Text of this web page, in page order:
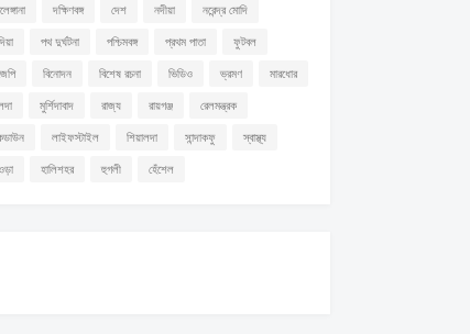
দক্ষিণবঙ্গ দেশ নদীয়া
নরেন্দ্র মোদি
পথ দুর্ঘটনা পশ্চিমবঙ্গ প্রথম পাতা
ফুটবল
বিনোদন বিশেষ রচনা ভিডিও ভ্রমণ
মারধোর
মুর্শিদাবাদ রাজ্য রায়গঞ্জ
রেলমন্ত্রক
লাইফস্টাইল শিয়ালদা সান্দাকফু
স্বাস্থ্য
হালিশহর হুগলী হেঁশেল